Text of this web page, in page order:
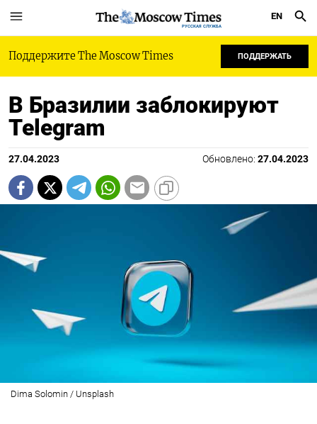
РУССКАЯ СЛУЖБА
EN
Поддержите The Moscow Times ПОДДЕРЖАТЬ
В Бразилии заблокируют
Telegram
27.04.2023 Обновлено: 27.04.2023
Dima Solomin / Unsplash